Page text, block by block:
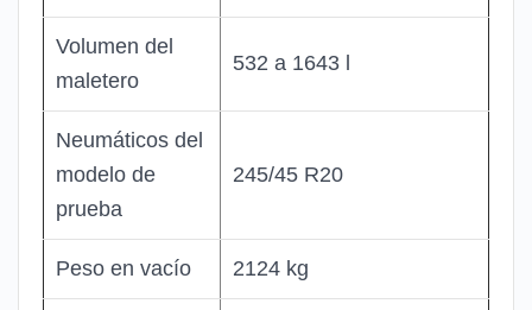
Volumen del
maletero
532 a 1643 l
Neumáticos del
modelo de
prueba
245/45 R20
Peso en vacío 2124 kg